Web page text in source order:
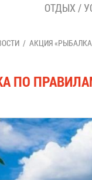
ОТДЫХ /
АКЦИЯ
ПО